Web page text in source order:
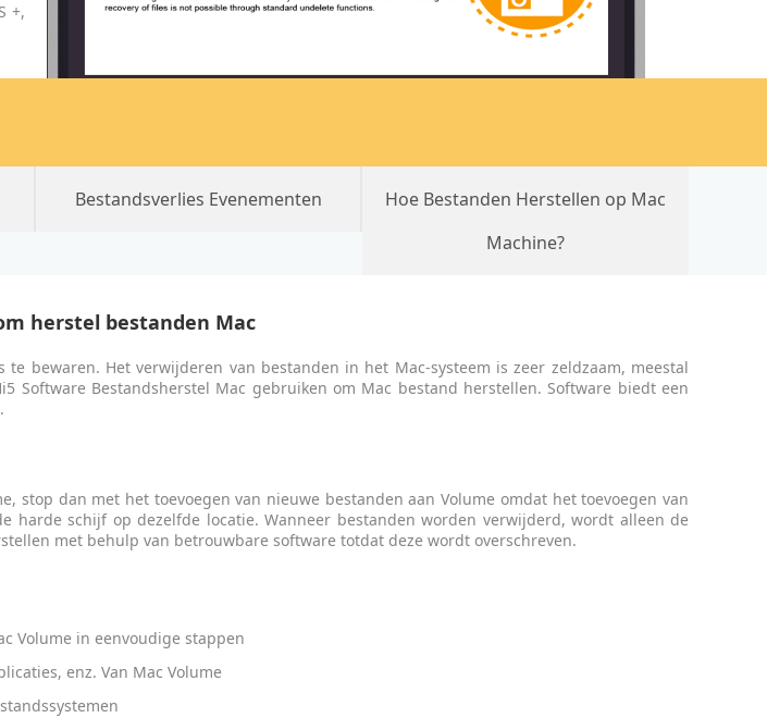
+,
Bestandsverlies Evenementen
Hoe Bestanden Herstellen op Mac
Machine?
herstel bestanden Mac
bewaren. Het verwijderen van bestanden in het Mac-systeem is zeer zeldzaam, meestal
Software Bestandsherstel Mac gebruiken om Mac bestand herstellen. Software biedt een
dan met het toevoegen van nieuwe bestanden aan Volume omdat het toevoegen van
schijf op dezelfde locatie. Wanneer bestanden worden verwijderd, wordt alleen de
met behulp van betrouwbare software totdat deze wordt overschreven.
Volume in eenvoudige stappen
enz. Van Mac Volume